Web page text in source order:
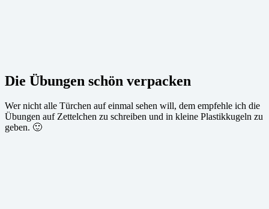
Die Übungen schön verpacken
Wer nicht alle Türchen auf einmal sehen will, dem empfehle ich die
Übungen auf Zettelchen zu schreiben und in kleine Plastikkugeln zu
geben. 🙂